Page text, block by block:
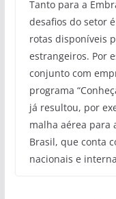
Tanto para a
desafios do setor
rotas disponíveis
estrangeiros. Por
conjunto com
programa
já resultou, por
malha aérea para
Brasil, que conta
nacionais e